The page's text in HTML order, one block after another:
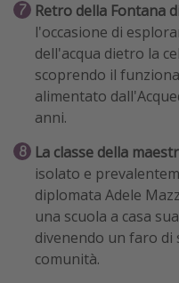
Retro della Fontana
l'occasione di
dell'acqua dietro la
scoprendo il
alimentato
anni.
La classe della
isolato e
diplomata Adele
una scuola a casa
divenendo un faro
comunità.